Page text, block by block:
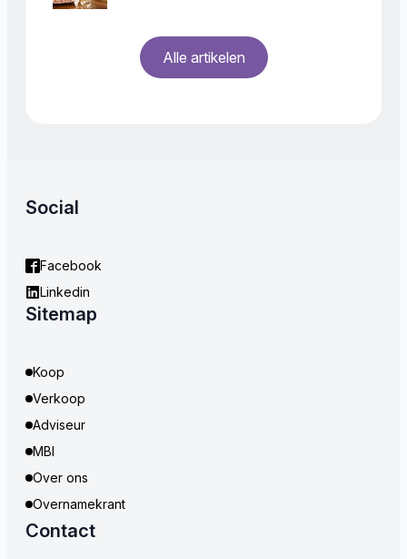
Alle artikelen
Social
Facebook
Linkedin
Sitemap
Koop
Verkoop
Adviseur
MBI
Over ons
Overnamekrant
Contact